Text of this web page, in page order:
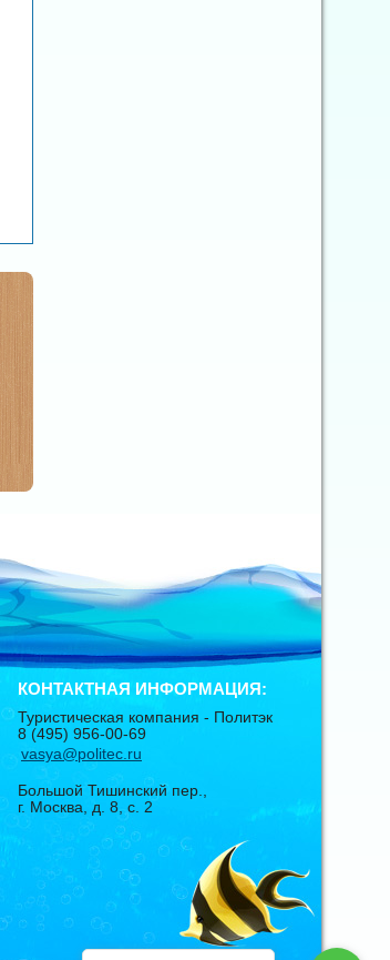
КОНТАКТНАЯ ИНФОРМАЦИЯ:
Туристическая компания - Политэк
8 (495) 956-00-69
vasya@politec.ru
Большой Тишинский пер.,
г. Москва
д. 8, с. 2